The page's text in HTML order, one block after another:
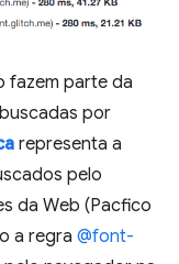
fazem parte da
por
representa a
pelo
da Web (Pacfico
a regra @font-